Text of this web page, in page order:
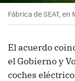
Fábrica de SEAT, en
El acuerdo
el Gobierno y
coches